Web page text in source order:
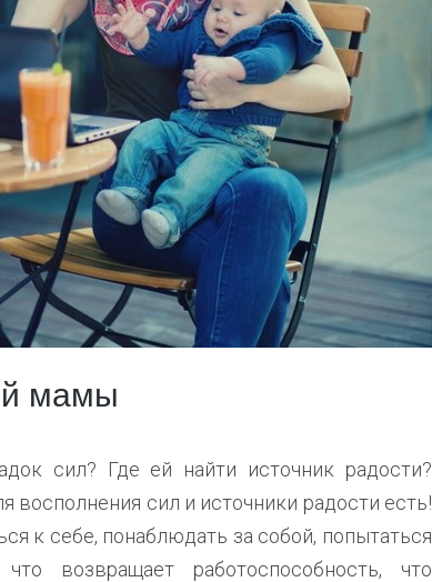
мамы
сил? Где ей найти источник радости?
сил и источники радости есть!
к себе, понаблюдать за собой, попытаться
возвращает работоспособность, что